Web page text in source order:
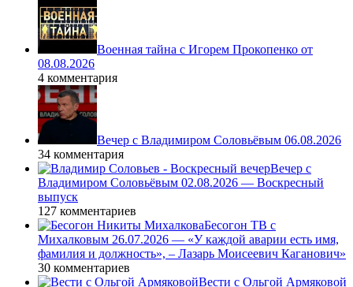
Военная тайна с Игорем Прокопенко от
08.08.2026
4 комментария
Вечер с Владимиром Соловьёвым 06.08.2026
34 комментария
Вечер с
Владимиром Соловьёвым 02.08.2026 — Воскресный
выпуск
127 комментариев
Бесогон ТВ с
Михалковым 26.07.2026 — «У каждой аварии есть имя,
фамилия и должность», – Лазарь Моисеевич Каганович»
30 комментариев
Вести с Ольгой Армяковой